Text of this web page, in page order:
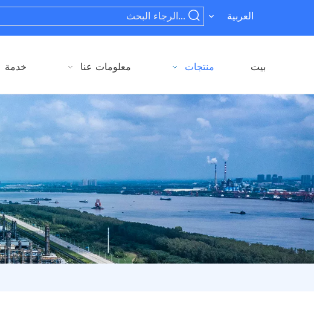
العربية
بيت منتجات معلومات عنا خدمة